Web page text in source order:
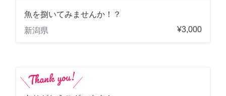
魚を捌いてみませんか！？
新潟県
¥3,000